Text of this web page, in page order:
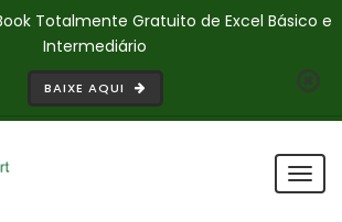
Totalmente Gratuito de Excel Básico e
Intermediário
BAIXE AQUI